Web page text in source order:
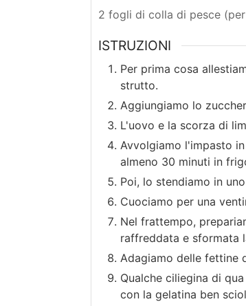
2 fogli di colla di pesce
ISTRUZIONI
Per prima cosa
strutto.
Aggiungiamo lo
L'uovo e la scorza di
Avvolgiamo l'impasto
almeno 30 minuti in
Poi, lo stendiamo in
Cuociamo per una
Nel frattempo,
raffreddata e sformata
Adagiamo delle fettine
Qualche ciliegina di
con la gelatina ben